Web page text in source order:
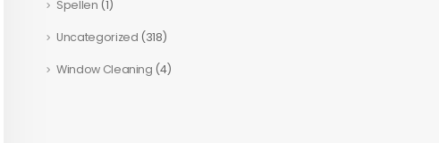
Spellen (1)
Uncategorized (318)
Window Cleaning (4)